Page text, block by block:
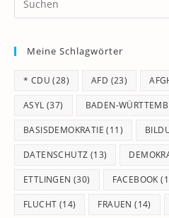
Meine Schlagwörter
* CDU (28) AFD (23)
ASYL (37) BADEN-
BASISDEMOKRATIE (11)
DATENSCHUTZ (13)
ETTLINGEN (30) FACEBOOK
FLUCHT (14) FRAUEN (14)